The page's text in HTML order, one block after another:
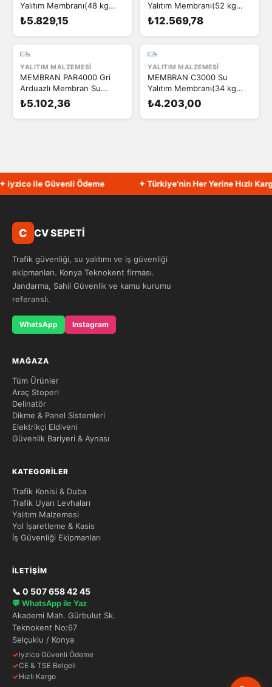
Yalıtım Membranı(48 kg
10M²)
₺5.829,15
Yalıtım Membranı(52 kg
10M²)
₺12.569,78
YALITIM MALZEMESI
MEMBRAN PAR4000 Gri
Arduazlı Membran Su
Yalıtım Membranı (44KG
10M²) 4 mm
₺5.102,36
YALITIM MALZEMESI
MEMBRAN C3000 Su
Yalıtım Membranı(34 kg
10M²)
₺4.203,00
ile Güvenli Ödeme ✦ Türkiye'nin Her Yerine Hızlı
C CV SEPETİ
Trafik güvenliği, su yalıtımı ve iş güvenliği
ekipmanları. Konya Teknokent firması.
Jandarma, Sahil Güvenlik ve kamu kurumu
referanslı.
WhatsApp Instagram
MAĞAZA
Tüm Ürünler
Araç Stoperi
Delinatör
Dikme & Panel Sistemleri
Elektrikçi Eldiveni
Güvenlik Bariyeri & Aynası
KATEGORILER
Trafik Konisi & Duba
Trafik Uyarı Levhaları
Yalıtım Malzemesi
Yol İşaretleme & Kasis
İş Güvenliği Ekipmanları
İLETIŞIM
📞 0 507 658 42 45
💬 WhatsApp ile Yaz
Akademi Mah. Gürbulut Sk.
Teknokent No:67
Selçuklu / Konya
✓iyzico Güvenli Ödeme
✓CE & TSE Belgeli
✓Hızlı Kargo